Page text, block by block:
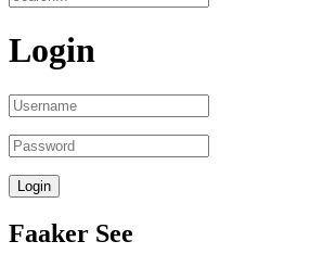
Login
Faaker See